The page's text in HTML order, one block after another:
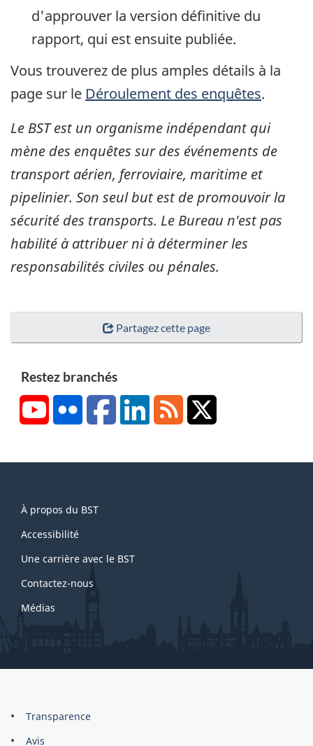
d'approuver la version définitive du
rapport, qui est ensuite publiée.
Vous trouverez de plus amples détails à la
page sur le Déroulement des enquêtes.
Le BST est un organisme indépendant qui
mène des enquêtes sur des événements de
transport aérien, ferroviaire, maritime et
pipelinier. Son seul but est de promouvoir la
sécurité des transports. Le Bureau n'est pas
habilité à attribuer ni à déterminer les
responsabilités civiles ou pénales.
Partagez cette page
Restez branchés
YouTubeFlickr FacebookLinkedInRSS
this
site
À propos du BST
Accessibilité
Une carrière avec le BST
Contactez-nous
Médias
About
this
Brand
Transparence
Avis